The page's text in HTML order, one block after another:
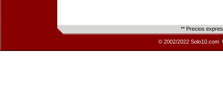
** Precios
© 2002/2022 Solo10.com